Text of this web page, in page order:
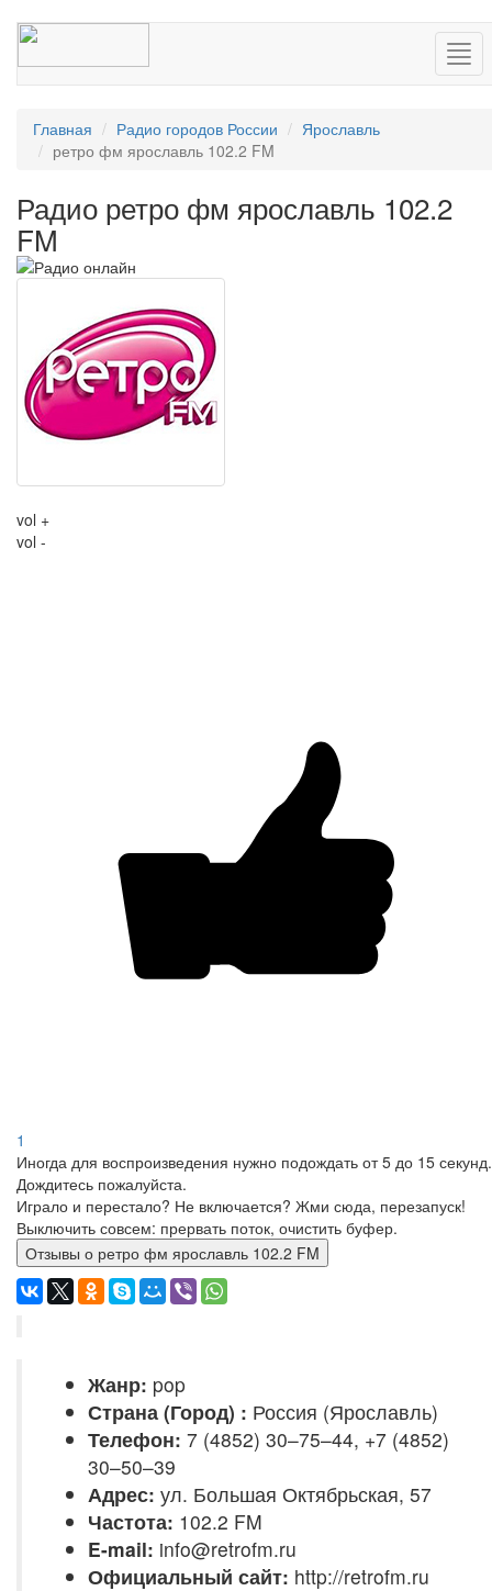
Главная Радио городов России
Ярославль
ретро фм ярославль 102.2 FM
Радио ретро фм ярославль 102.2
FM
vol +
vol -
1
Иногда для воспроизведения нужно подождать от 5 до 15 секунд.
Дождитесь пожалуйста.
Играло и перестало? Не включается? Жми сюда, перезапуск!
Выключить совсем: прервать поток, очистить буфер.
Отзывы о ретро фм ярославль 102.2 FM
Жанр: pop
Страна (Город) : Россия (Ярославль)
Телефон: 7 (4852) 30–75–44, +7 (4852)
30–50–39
Адрес: ул. Большая Октябрьская, 57
Частота: 102.2 FM
E-mail: info@retrofm.ru
Официальный сайт: http://retrofm.ru